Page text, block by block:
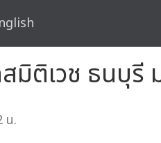
มิติเวช ธนบุรี
น.